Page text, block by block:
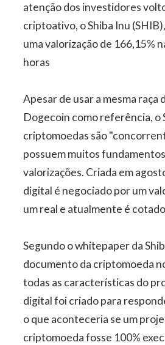
atenção dos investidores
criptoativo, o Shiba Inu
uma valorização de 166,15%
horas
Apesar de usar a mesma raça
Dogecoin como referência, o
criptomoedas são
possuem muitos
valorizações. Criada em
digital é negociado por um
um real e atualmente é
Segundo o whitepaper da
documento da criptomoeda
todas as características do
digital foi criado para
o que aconteceria se um
criptomoeda fosse 100%